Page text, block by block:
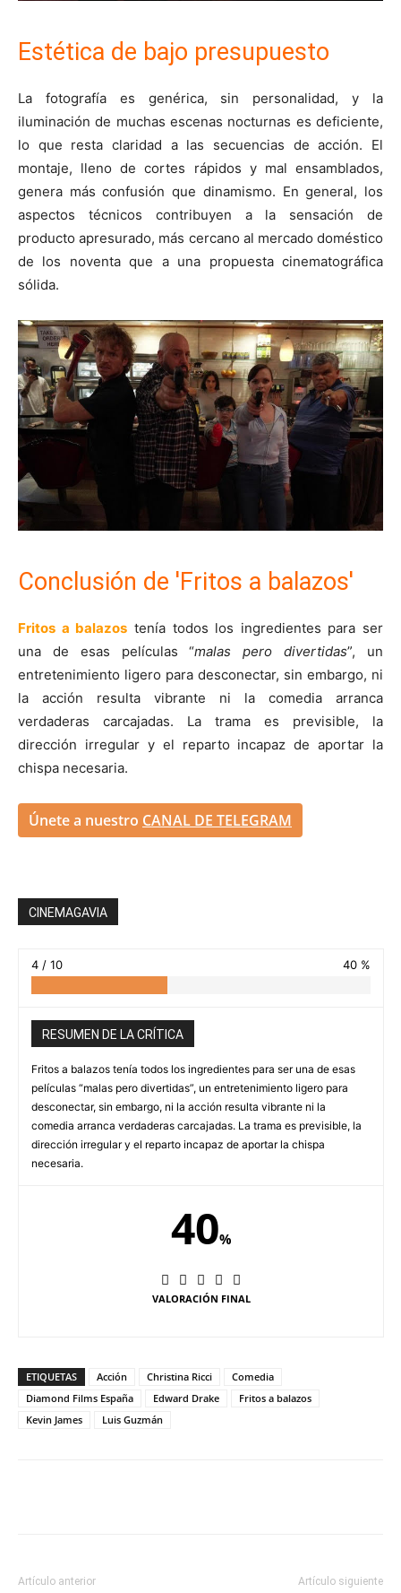
Estética de bajo presupuesto
La fotografía es genérica, sin personalidad, y la
iluminación de muchas escenas nocturnas es deficiente,
lo que resta claridad a las secuencias de acción. El
montaje, lleno de cortes rápidos y mal ensamblados,
genera más confusión que dinamismo. En general, los
aspectos técnicos contribuyen a la sensación de
producto apresurado, más cercano al mercado doméstico
de los noventa que a una propuesta cinematográfica
sólida.
Conclusión de 'Fritos a balazos'
Fritos a balazos tenía todos los ingredientes para ser
una de esas películas “malas pero divertidas”, un
entretenimiento ligero para desconectar, sin embargo, ni
la acción resulta vibrante ni la comedia arranca
verdaderas carcajadas. La trama es previsible, la
dirección irregular y el reparto incapaz de aportar la
chispa necesaria.
Únete a nuestro CANAL DE TELEGRAM
CINEMAGAVIA
4 / 10 40 %
RESUMEN DE LA CRÍTICA
Fritos a balazos tenía todos los ingredientes para ser una de esas
películas “malas pero divertidas”, un entretenimiento ligero para
desconectar, sin embargo, ni la acción resulta vibrante ni la
comedia arranca verdaderas carcajadas. La trama es previsible, la
dirección irregular y el reparto incapaz de aportar la chispa
necesaria.
40%
VALORACIÓN FINAL
ETIQUETAS Acción Christina Ricci
Comedia
Diamond Films España
Edward Drake
Fritos a balazos
Kevin James
Luis Guzmán
Artículo anterior Artículo siguiente